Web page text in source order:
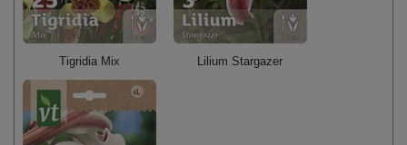
Tigridia Mix Lilium Stargazer